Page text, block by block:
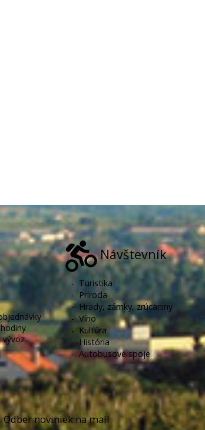
vývoz
Návštevník
- Turistika
- Príroda
- Hrady, zámky, zrúcaniny
-Víno
- Kultúra
-História
-Autobusové spoje
Odber noviniek na mail